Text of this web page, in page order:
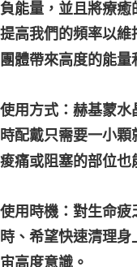
負能量，並且將療癒
提高我們的頻率以
團體帶來高度的能量
使用方式：赫基蒙
時配戴只需要一小
痠痛或阻塞的部位也
使用時機：對生命
時、希望快速清理
宙高度意識。